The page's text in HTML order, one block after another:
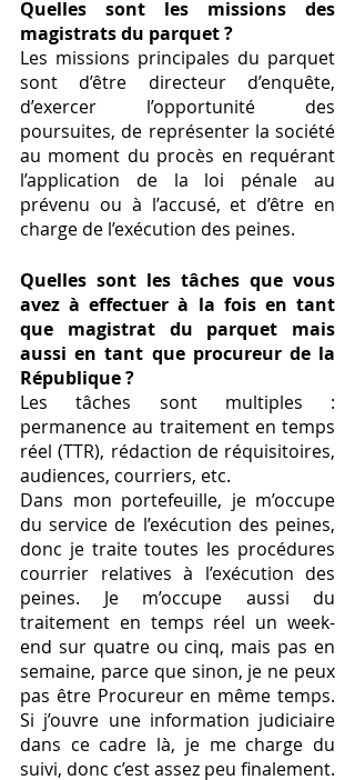
Quelles sont les missions des
magistrats du parquet ?
Les missions principales du parquet
sont d’être directeur d’enquête,
d’exercer l’opportunité des
poursuites, de représenter la société
au moment du procès en requérant
l’application de la loi pénale au
prévenu ou à l’accusé, et d’être en
charge de l’exécution des peines.
Quelles sont les tâches que vous
avez à effectuer à la fois en tant
que magistrat du parquet mais
aussi en tant que procureur de la
République ?
Les tâches sont multiples :
permanence au traitement en temps
réel (TTR), rédaction de réquisitoires,
audiences, courriers, etc.
Dans mon portefeuille, je m’occupe
du service de l’exécution des peines,
donc je traite toutes les procédures
courrier relatives à l’exécution des
peines. Je m’occupe aussi du
traitement en temps réel un week-
end sur quatre ou cinq, mais pas en
semaine, parce que sinon, je ne peux
pas être Procureur en même temps.
Si j’ouvre une information judiciaire
dans ce cadre là, je me charge du